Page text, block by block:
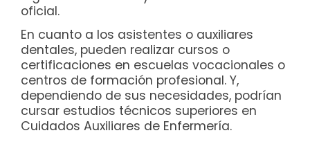
oficial.
En cuanto a los asistentes o auxiliares
dentales, pueden realizar cursos o
certificaciones en escuelas vocacionales o
centros de formación profesional. Y,
dependiendo de sus necesidades, podrían
cursar estudios técnicos superiores en
Cuidados Auxiliares de Enfermería.